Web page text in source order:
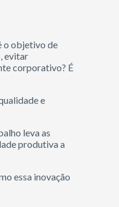
o objetivo de
evitar
corporativo? É
e
leva as
produtiva a
essa inovação